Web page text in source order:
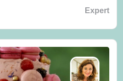
Expert